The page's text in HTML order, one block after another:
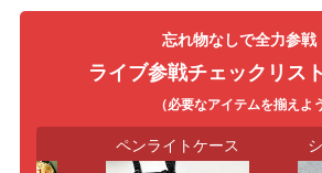
忘れ物なしで全力参戦
ライブ参戦チェックリス
（必要なアイテムを揃えよ
ペンライトケース シ